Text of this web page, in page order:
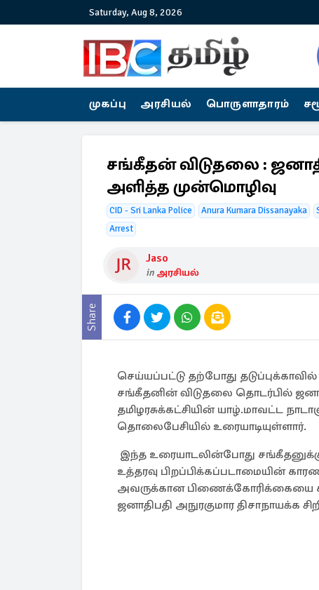
Saturday, Aug 8, 2026
முகப்பு அரசியல் பொருளாதாரம்
சங்கீதன் விடுதலை :
அளித்த முன்மொழிவு
CID - Sri Lanka Police Anura Kumara Dissanayaka
Arrest
Jaso
in அரசியல்
Share
செய்யப்பட்டு தற்போது
சங்கீதனின் விடுதலை தொடர்பில்
தமிழரசுக்கட்சியின் யாழ்.மாவட்ட
தொலைபேசியில் உரையாடியுள்ளார்.
இந்த உரையாடலின்போது
உத்தரவு பிறப்பிக்கப்படாமையின்
அவருக்கான பிணைக்கோரிக்கையை
ஜனாதிபதி அநுரகுமார திசாநாயக்க